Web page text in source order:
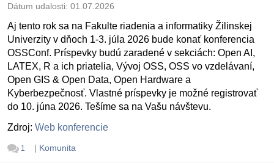
Dátum udalosti: 01.07.2026
Aj tento rok sa na Fakulte riadenia a informatiky Žilinskej
Univerzity v dňoch 1-3. júla 2026 bude konať konferencia
OSSConf. Príspevky budú zaradené v sekciách: Open AI,
LATEX, R a ich priatelia, Vývoj OSS, OSS vo vzdelávaní,
Open GIS & Open Data, Open Hardware a
Kyberbezpečnosť. Vlastné príspevky je možné registrovať
do 10. júna 2026. Tešíme sa na Vašu návštevu.
Zdroj: Web konferencie
1 | Komunita